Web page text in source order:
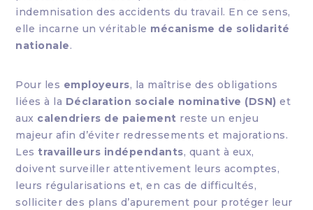
indemnisation des accidents du travail. En ce sens,
elle incarne un véritable mécanisme de solidarité
nationale.
Pour les employeurs, la maîtrise des obligations
liées à la Déclaration sociale nominative (DSN) et
aux calendriers de paiement reste un enjeu
majeur afin d’éviter redressements et majorations.
Les travailleurs indépendants, quant à eux,
doivent surveiller attentivement leurs acomptes,
leurs régularisations et, en cas de difficultés,
solliciter des plans d’apurement pour protéger leur